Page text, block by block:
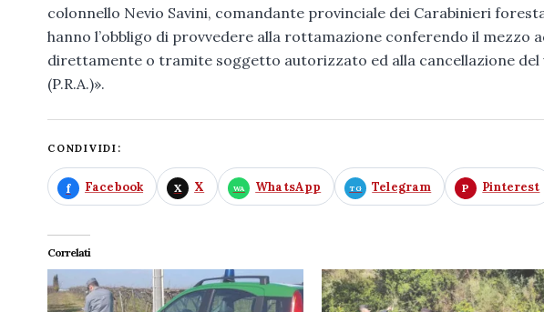
colonnello Nevio Savini, comandante provinciale dei Carabinieri
hanno l’obbligo di provvedere alla rottamazione conferendo il mezzo
direttamente o tramite soggetto autorizzato ed alla cancellazione del
(P.R.A.)».
CONDIVIDI:
Facebook X WhatsApp Telegram Pinterest
Correlati